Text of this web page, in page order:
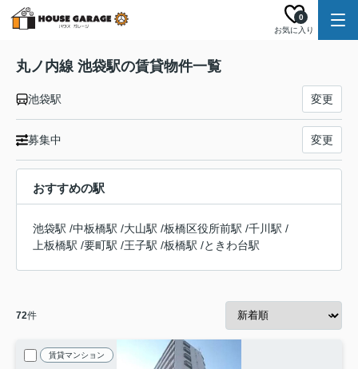
お気に入り
0
丸ノ内線 池袋駅の賃貸物件一覧
池袋駅 変更
募集中 変更
おすすめの駅
池袋駅 /中板橋駅 /大山駅 /板橋区役所前駅 /千川駅 /
上板橋駅 /要町駅 /王子駅 /板橋駅 /ときわ台駅
72件
賃貸マンション